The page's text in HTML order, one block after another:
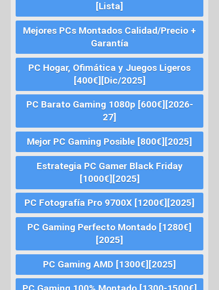
[Lista]
Mejores PCs Montados Calidad/Precio +
Garantía
PC Hogar, Ofimática y Juegos Ligeros
[400€][Dic/2025]
PC Barato Gaming 1080p [600€][2026-
27]
Mejor PC Gaming Posible [800€][2025]
Estrategia PC Gamer Black Friday
[1000€][2025]
PC Fotografía Pro 9700X [1200€][2025]
PC Gaming Perfecto Montado [1280€]
[2025]
PC Gaming AMD [1300€][2025]